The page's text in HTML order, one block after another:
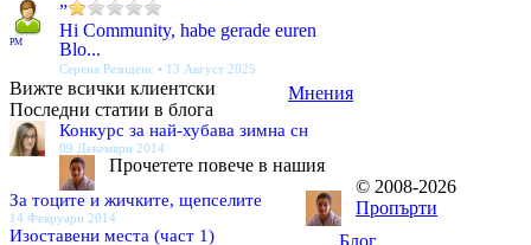
PM
”
Hi Community, habe gerade euren
Blo...
Серена Резиденс • 13 Август 2025
Мнения
Вижте всички клиентски
Последни статии в блога
Конкурс за най-хубава зимна сн
09 Декември 2014
За тоците и жичките, щепселите
14 Февруари 2014
Изоставени места (част 1)
Прочетете повече в нашия
© 2008-2026
Пропърти